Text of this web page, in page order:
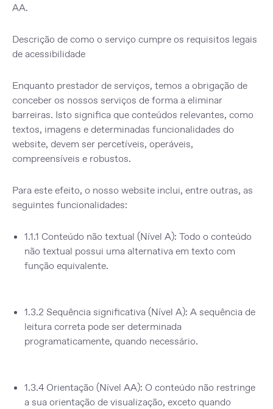
AA.
Descrição de como o serviço cumpre os requisitos legais
de acessibilidade
Enquanto prestador de serviços, temos a obrigação de
conceber os nossos serviços de forma a eliminar
barreiras. Isto significa que conteúdos relevantes, como
textos, imagens e determinadas funcionalidades do
website, devem ser percetíveis, operáveis,
compreensíveis e robustos.
Para este efeito, o nosso website inclui, entre outras, as
seguintes funcionalidades:
1.1.1 Conteúdo não textual (Nível A): Todo o conteúdo
não textual possui uma alternativa em texto com
função equivalente.
1.3.2 Sequência significativa (Nível A): A sequência de
leitura correta pode ser determinada
programaticamente, quando necessário.
1.3.4 Orientação (Nível AA): O conteúdo não restringe
a sua orientação de visualização, exceto quando